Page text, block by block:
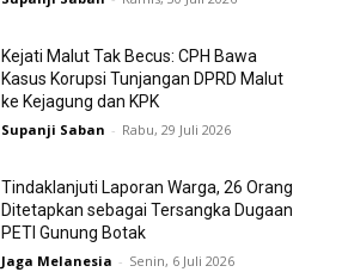
Kejati Malut Tak Becus: CPH Bawa
Kasus Korupsi Tunjangan DPRD Malut
ke Kejagung dan KPK
Supanji Saban - Rabu, 29 Juli 2026
Tindaklanjuti Laporan Warga, 26 Orang
Ditetapkan sebagai Tersangka Dugaan
PETI Gunung Botak
Jaga Melanesia - Senin, 6 Juli 2026